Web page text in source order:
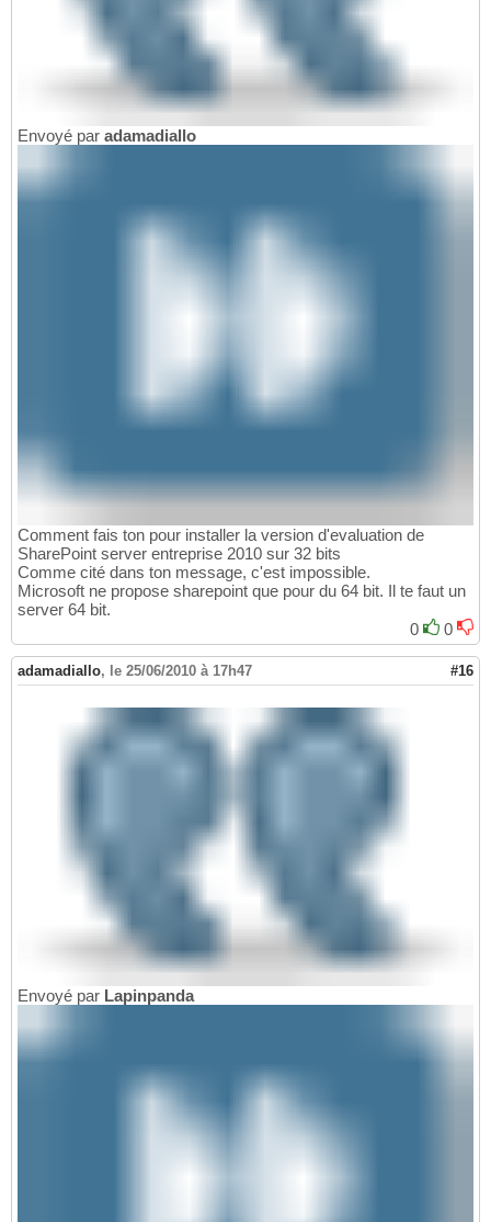
Envoyé par adamadiallo
Comment fais ton pour installer la version d'evaluation de
SharePoint server entreprise 2010 sur 32 bits
Comme cité dans ton message, c'est impossible.
Microsoft ne propose sharepoint que pour du 64 bit. Il te faut un
server 64 bit.
0
0
adamadiallo, le 25/06/2010 à 17h47 #16
Envoyé par Lapinpanda